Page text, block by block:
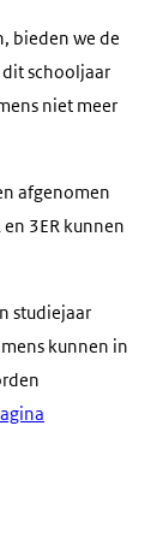
bieden we de
dit schooljaar
niet meer
afgenomen
3ER kunnen
studiejaar
kunnen in